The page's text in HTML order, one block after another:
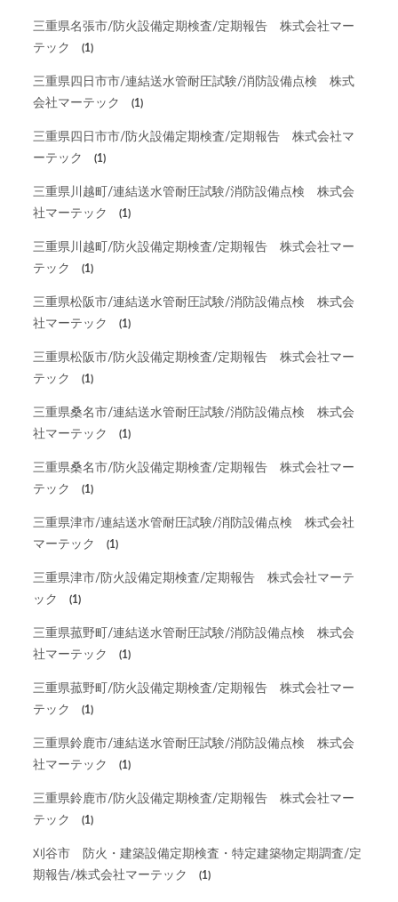
三重県名張市/防火設備定期検査/定期報告 株式会社マー
テック
(1)
三重県四日市市/連結送水管耐圧試験/消防設備点検 株式
会社マーテック
(1)
三重県四日市市/防火設備定期検査/定期報告 株式会社マ
ーテック
(1)
三重県川越町/連結送水管耐圧試験/消防設備点検 株式会
社マーテック
(1)
三重県川越町/防火設備定期検査/定期報告 株式会社マー
テック
(1)
三重県松阪市/連結送水管耐圧試験/消防設備点検 株式会
社マーテック
(1)
三重県松阪市/防火設備定期検査/定期報告 株式会社マー
テック
(1)
三重県桑名市/連結送水管耐圧試験/消防設備点検 株式会
社マーテック
(1)
三重県桑名市/防火設備定期検査/定期報告 株式会社マー
テック
(1)
三重県津市/連結送水管耐圧試験/消防設備点検 株式会社
マーテック
(1)
三重県津市/防火設備定期検査/定期報告 株式会社マーテ
ック
(1)
三重県菰野町/連結送水管耐圧試験/消防設備点検 株式会
社マーテック
(1)
三重県菰野町/防火設備定期検査/定期報告 株式会社マー
テック
(1)
三重県鈴鹿市/連結送水管耐圧試験/消防設備点検 株式会
社マーテック
(1)
三重県鈴鹿市/防火設備定期検査/定期報告 株式会社マー
テック
(1)
刈谷市 防火・建築設備定期検査・特定建築物定期調査/定
期報告/株式会社マーテック
(1)